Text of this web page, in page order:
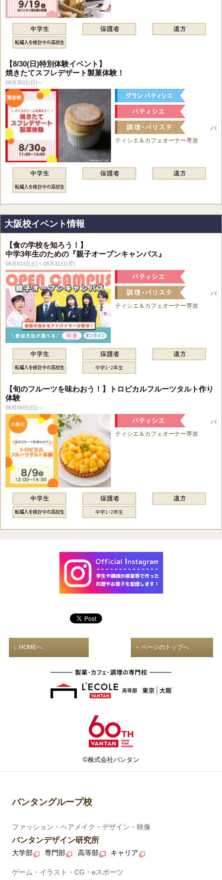
【8/30(日)特別体験イベント】
焼きたてスフレデザート製菓体験！
08月30日(日)～
パ
ティシエ＆カフェオーナー専攻
大阪校イベント情報
【食の学校を知ろう！】
中学3年生のための『親子オープンキャンパス』
08月01日(土)～08月31日(月)
パ
ティシエ＆カフェオーナー専攻
【旬のフルーツを味わおう！】トロピカルフルーツタルト作り
体験
08月09日(日)～
パ
ティシエ＆カフェオーナー専攻
HOMEへ ページのトップへ
©株式会社バンタン
バンタングループ校
ファッション・ヘアメイク・デザイン・映像
バンタンデザイン研究所
大学部 専門部 高等部 キャリア
ゲーム・イラスト・CG・eスポーツ